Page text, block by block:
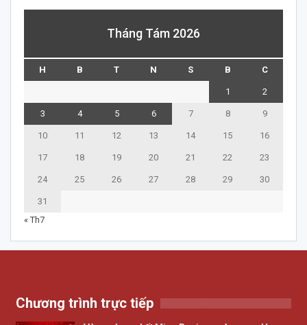
Tháng Tám 2026
H B T N S B C
1 2
3 4 5 6 7 8 9
10 11 12 13 14 15 16
17 18 19 20 21 22 23
24 25 26 27 28 29 30
31
« Th7
Chương trình trực tiếp